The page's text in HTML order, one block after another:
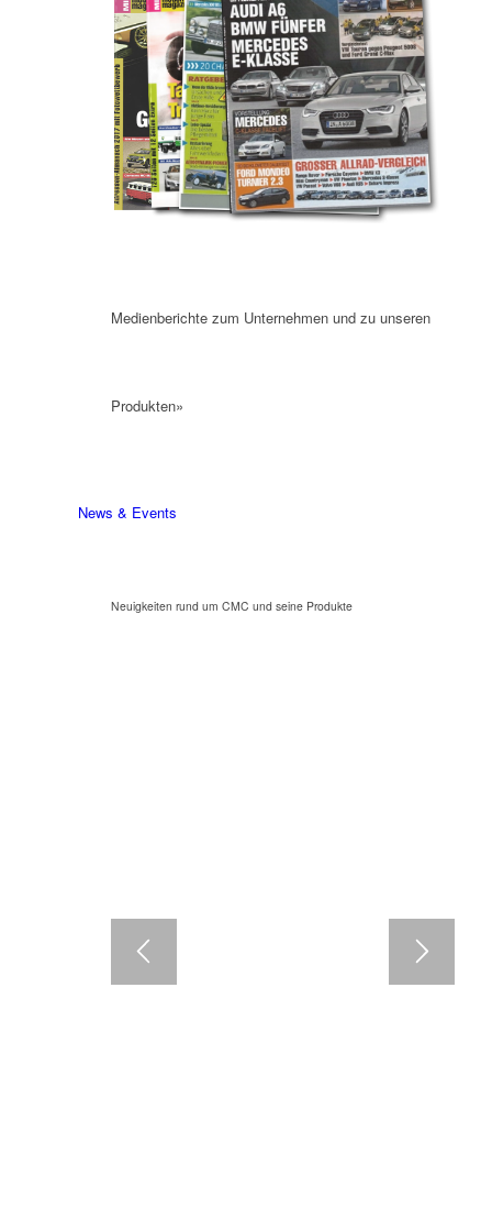
Medienberichte zum Unternehmen und zu unseren
Produkten»
News & Events
Neuigkeiten rund um CMC und seine Produkte